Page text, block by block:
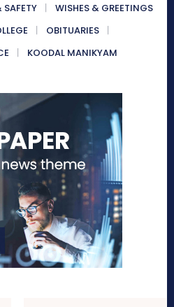
WISHES & GREETINGS
OBITUARIES
KOODAL MANIKYAM